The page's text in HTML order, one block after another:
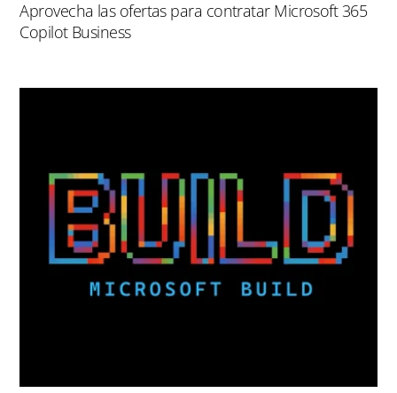
Aprovecha las ofertas para contratar Microsoft 365
Copilot Business